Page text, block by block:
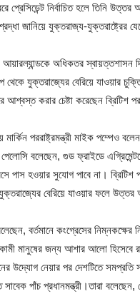
প্রেসিডেন্ট নির্বাচিত হলে তিনি
জানিয়ে যুক্তরাজ্য-যুক্তরাষ্ট্রের
অধিকতর স্বায়ত্তশাসন
থেকে যুক্তরাজ্যের বেরিয়ে যাওয়ার
আশ্বস্ত করার চেষ্টা করেছেন ব্রিটিশ
পররাষ্ট্রমন্ত্রী মাইক পম্পেও
পেলোসি বলেছেন, গুড ফ্রাইডে
পাস হওয়ার সুযোগ পাবে না। ব্রিটিশ
বেরিয়ে যাওয়ার ফলে উত্তর
বর্তমানে কংগ্রেসের নিম্নকক্ষের
মানুষের জন্য আশার আলো হিসেবে
উদ্যোগ নেয়ার পর দেশটিতে
পাঁচ প্রধানমন্ত্রী।তারা বলেছেন,